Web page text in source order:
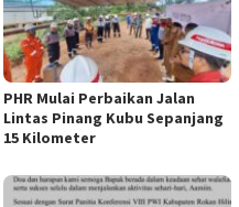
PHR Mulai Perbaikan Jalan
Lintas Pinang Kubu Sepanjang
15 Kilometer